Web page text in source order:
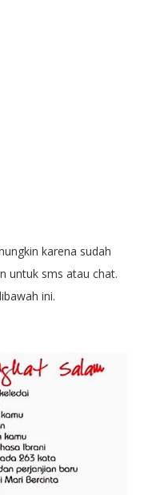
karena sudah
untuk sms atau chat.
ini.